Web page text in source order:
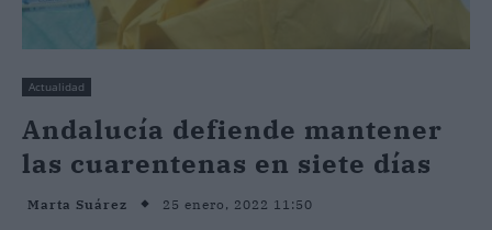
Actualidad
Andalucía defiende mantener
las cuarentenas en siete días
Marta Suárez 25 enero, 2022 11:50